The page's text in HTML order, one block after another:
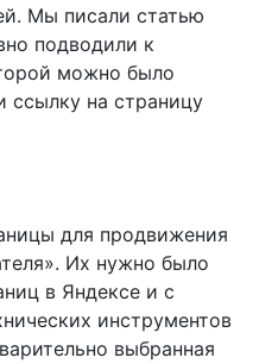
Мы писали статью
подводили к
можно было
ссылку на страницу
для продвижения
Их нужно было
в Яндексе и с
инструментов
выбранная